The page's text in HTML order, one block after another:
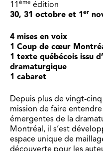
11 ème édition
30, 31 octobre et 1er
4 mises en voix
1 Coup de cœur
1 texte québécois issu
dramaturgique
1 cabaret
Depuis plus de vingt-cinq
mission de faire
émergentes de la
Montréal, il s’est
espace unique de
découverte pour les